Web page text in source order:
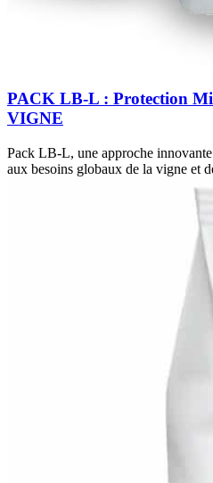
PACK LB-L : Protection
VIGNE
Pack LB-L, une approche
aux besoins globaux de la vigne et